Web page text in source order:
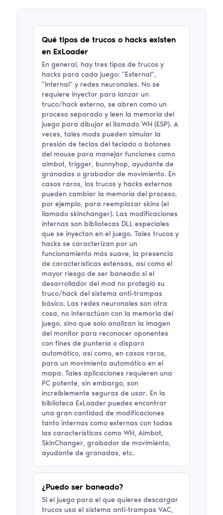
Qué tipos de trucos o hacks existen
en ExLoader
En general, hay tres tipos de trucos y
hacks para cada juego: "External",
"Internal" y redes neuronales. No se
requiere inyector para lanzar un
truco/hack externo, se abren como un
proceso separado y leen la memoria del
juego para dibujar el llamado WH (ESP). A
veces, tales mods pueden simular la
presión de teclas del teclado o botones
del mouse para manejar funciones como
aimbot, trigger, bunnyhop, ayudante de
granadas o grabador de movimiento. En
casos raros, los trucos y hacks externos
pueden cambiar la memoria del proceso,
por ejemplo, para reemplazar skins (el
llamado skinchanger). Las modificaciones
internas son bibliotecas DLL especiales
que se inyectan en el juego. Tales trucos y
hacks se caracterizan por un
funcionamiento más suave, la presencia
de características extensas, así como el
mayor riesgo de ser baneado si el
desarrollador del mod no protegió su
truco/hack del sistema anti-trampas
básico. Las redes neuronales son otra
cosa, no interactúan con la memoria del
juego, sino que solo analizan la imagen
del monitor para reconocer oponentes
con fines de puntería o disparo
automático, así como, en casos raros,
para un movimiento automático en el
mapa. Tales aplicaciones requieren una
PC potente, sin embargo, son
increíblemente seguras de usar. En la
biblioteca ExLoader puedes encontrar
una gran cantidad de modificaciones
tanto internas como externas con todas
las características como WH, Aimbot,
SkinChanger, grabador de movimiento,
ayudante de granadas, etc.
¿Puedo ser baneado?
Si el juego para el que quieres descargar
trucos usa el sistema anti-trampas VAC,